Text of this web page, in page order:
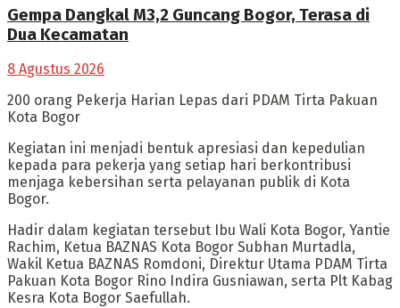
Gempa Dangkal M3,2 Guncang Bogor, Terasa di
Dua Kecamatan
8 Agustus 2026
200 orang Pekerja Harian Lepas dari PDAM Tirta Pakuan
Kota Bogor
Kegiatan ini menjadi bentuk apresiasi dan kepedulian
kepada para pekerja yang setiap hari berkontribusi
menjaga kebersihan serta pelayanan publik di Kota
Bogor.
Hadir dalam kegiatan tersebut Ibu Wali Kota Bogor, Yantie
Rachim, Ketua BAZNAS Kota Bogor Subhan Murtadla,
Wakil Ketua BAZNAS Romdoni, Direktur Utama PDAM Tirta
Pakuan Kota Bogor Rino Indira Gusniawan, serta Plt Kabag
Kesra Kota Bogor Saefullah.